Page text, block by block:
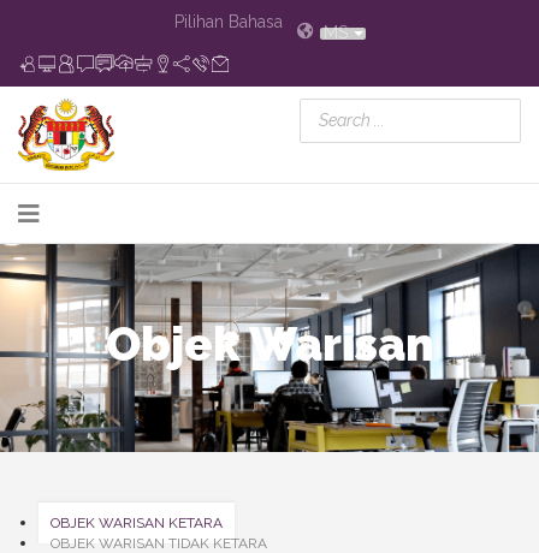
Pilihan Bahasa
MS
Objek Warisan
OBJEK WARISAN KETARA
OBJEK WARISAN TIDAK KETARA